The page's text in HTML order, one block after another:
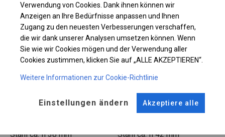
Plane ändern
KONSTRUKTION
Stahl ca.fi 38 mm Stahl ca.fi 42 mm
Verwendung von Cookies. Dank ihnen können wir
Anzeigen an Ihre Bedürfnisse anpassen und Ihnen
Zugang zu den neuesten Verbesserungen verschaffen,
die wir dank unserer Analysen umsetzen können. Wenn
Sie wie wir Cookies mögen und der Verwendung aller
Cookies zustimmen, klicken Sie auf „ALLE AKZEPTIEREN“.
Weitere Informationen zur Cookie-Richtlinie
Einstellungen ändern Akzeptiere alle